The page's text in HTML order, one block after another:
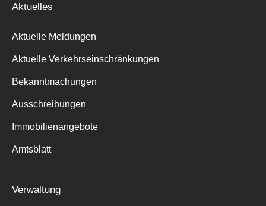
Aktuelles
Aktuelle Meldungen
Aktuelle Verkehrseinschränkungen
Bekanntmachungen
Ausschreibungen
Immobilienangebote
Amtsblatt
Verwaltung